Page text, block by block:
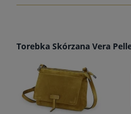
Torebka Skórzana Vera